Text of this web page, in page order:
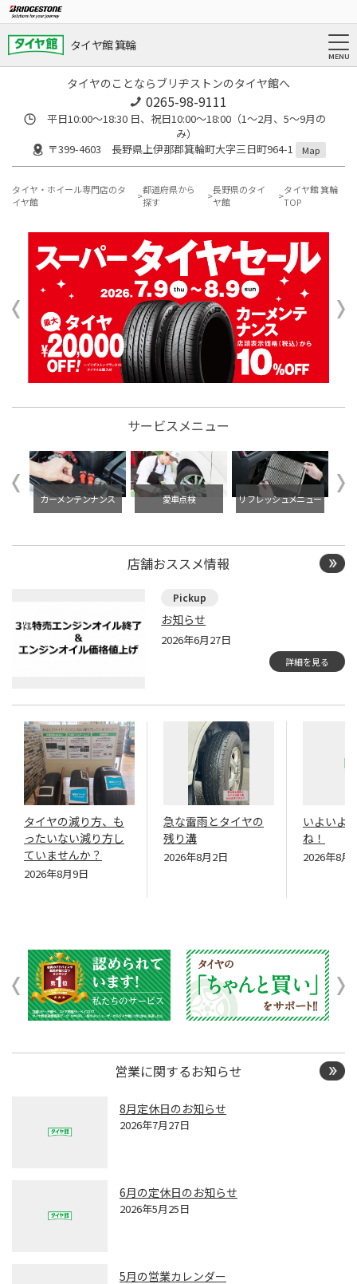
タイヤ館 箕輪
タイヤのことならブリヂストンのタイヤ館へ
0265-98-9111
平日10:00～18:30 日、祝日10:00～18:00（1～2月、5～9月の
み）
〒399-4603 長野県上伊那郡箕輪町大字三日町964-1
Map
タイヤ・ホイール専門店のタ
イヤ館
都道府県から
探す
長野県のタイ
ヤ館
タイヤ館 箕輪
TOP
サービスメニュー
交 カーメンテンナンス 愛車点検 リフレッシュメニュー タ
店舗おススメ情報
お知らせ
2026年6月27日
詳細を見る
タイヤの減り方、も
ったいない減り方し
ていませんか？
2026年8月9日
急な雷雨とタイヤの
残り溝
2026年8月2日
いよいよ
ね！
2026年8月
営業に関するお知らせ
8月定休日のお知らせ
2026年7月27日
6月の定休日のお知らせ
2026年5月25日
5月の営業カレンダー